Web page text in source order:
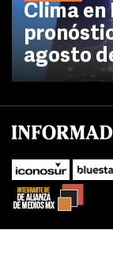
Clima en
agosto